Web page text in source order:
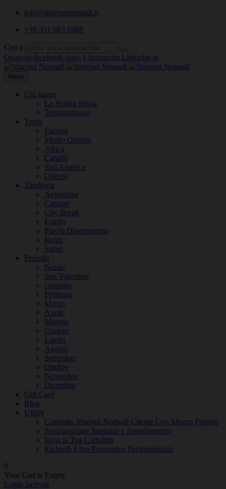
info@itinerarinomadi.it
+39 351 983 6988
Cerca
Ovaicon-facebook-logo-1 Instagram Linkedin-in
Menu
Chi siamo
La Nostra Storia
Testimonianze
Tours
Europa
Medio Oriente
Africa
Caraibi
Sud America
Oriente
Tipologia
Avventura
Camper
City Break
Family
Parchi Divertimento
Relax
Safari
Periodo
Natale
San Valentino
Gennaio
Febbraio
Marzo
Aprile
Maggio
Giugno
Luglio
Agosto
Settembre
Ottobre
Novembre
Dicembre
Gift Card
Blog
Utility
Contratto Itinerari Nomadi Cliente Con Mezzo Proprio
Assicurazione Sanitaria e Annullamento
Invia la Tua Cartolina
Richiedi il tuo Preventivo Personalizzato
0
Your Cart is Empty
Login Iscriviti